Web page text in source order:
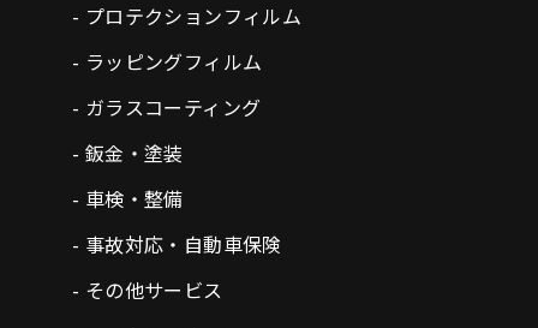
プロテクションフィルム
ラッピングフィルム
ガラスコーティング
鈑金・塗装
車検・整備
事故対応・自動車保険
その他サービス